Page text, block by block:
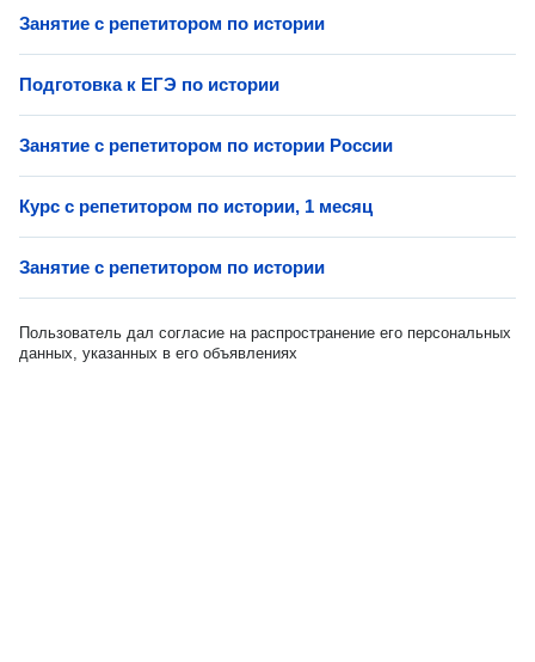
Занятие с репетитором по истории
Подготовка к ЕГЭ по истории
Занятие с репетитором по истории России
Курс с репетитором по истории, 1 месяц
Занятие с репетитором по истории
Пользователь дал согласие на распространение его персональных
данных, указанных в его объявлениях